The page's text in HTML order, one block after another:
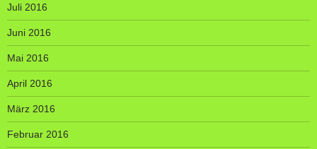
Juli 2016
Juni 2016
Mai 2016
April 2016
März 2016
Februar 2016